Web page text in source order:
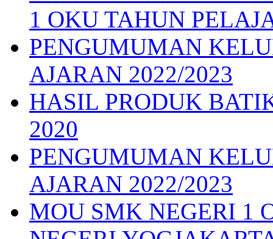
1 OKU TAHUN
PENGUMUMAN
AJARAN 2022/2023
HASIL PRODUK
2020
PENGUMUMAN
AJARAN 2022/2023
MOU SMK NEGERI 1